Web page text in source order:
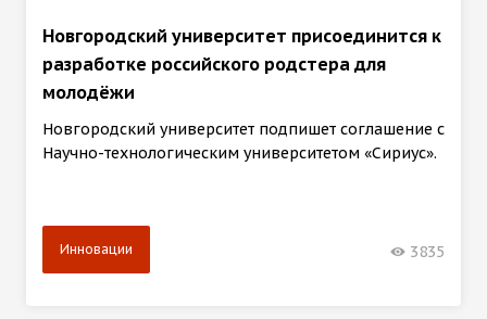
Новгородский университет присоединится к
разработке российского родстера для
молодёжи
Новгородский университет подпишет соглашение с
Научно-технологическим университетом «Сириус».
Инновации 3835